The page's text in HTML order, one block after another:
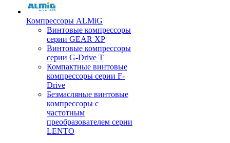
Компрессоры ALMiG
Винтовые компрессоры
серии GEAR XP
Винтовые компрессоры
серии G-Drive T
Компактные винтовые
компрессоры серии F-
Drive
Безмасляные винтовые
компрессоры с
частотным
преобразователем серии
LENTO